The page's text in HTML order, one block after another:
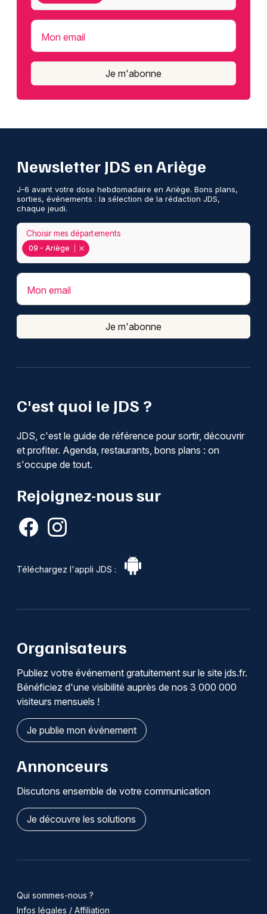
Mon email
Je m'abonne
C'est quoi le JDS ?
JDS, c'est le guide de référence pour sortir, découvrir
et profiter. Agenda, restaurants, bons plans : on
s'occupe de tout.
Rejoignez-nous sur
Téléchargez l'appli JDS :
Newsletter JDS en Ariège
J-6 avant votre dose hebdomadaire en Ariège. Bons plans,
sorties, événements : la sélection de la rédaction JDS,
chaque jeudi.
09 - Ariège
Choisir mes départements
Mon email
Je m'abonne
Organisateurs
Publiez votre événement gratuitement sur le site jds.fr.
Bénéficiez d'une visibilité auprès de nos 3 000 000
visiteurs mensuels !
Je publie mon événement
Annonceurs
Discutons ensemble de votre communication
Je découvre les solutions
Qui sommes-nous ?
Infos légales / Affiliation